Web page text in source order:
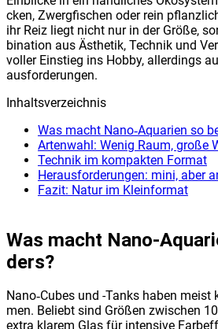
cken, Zwerg­fi­schen oder rein
ihr Reiz liegt nicht nur in der Grö­ße,
bi­na­ti­on aus Ästhe­tik, Tech­nik und
vol­ler Ein­stieg ins Hob­by, aller­dings
aus­for­de­run­gen.
Inhalts­ver­zeich­nis
Was macht Nano‑Aquarien so
Arten­wahl: Wenig Raum, gro­ße
Tech­nik im kom­pak­ten For­mat
Her­aus­for­de­run­gen: mini, aber
Fazit: Natur im Klein­for­mat
Was macht
ders?
Nano‑Cubes und -Tanks haben
men. Beliebt sind Grö­ßen zwi­schen
extra kla­rem Glas für inten­si­ve